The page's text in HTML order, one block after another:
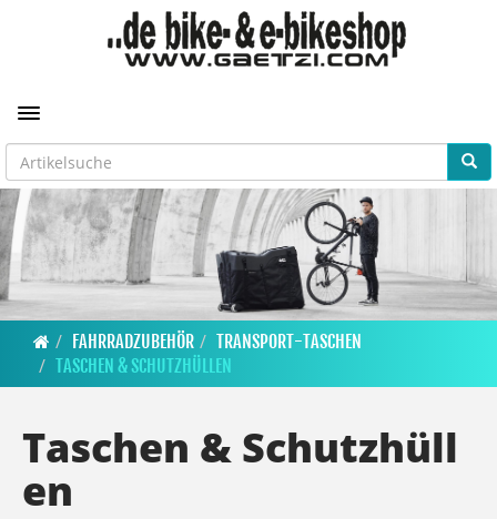
Toggle navigation
FAHRRADZUBEHÖR
TRANSPORT-TASCHEN
TASCHEN & SCHUTZHÜLLEN
Taschen & Schutzhüll
en